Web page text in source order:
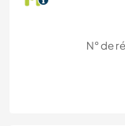
N° de